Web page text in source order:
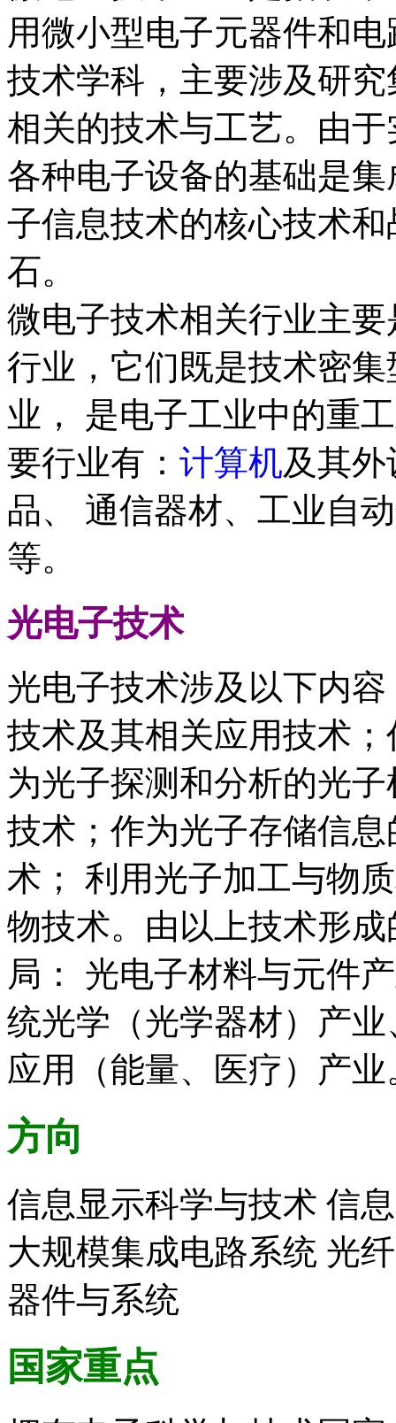
用微小型电子元器件和
技术学科，主要涉及研
相关的技术与工艺。由
各种电子设备的基础是
子信息技术的核心技术
石。
微电子技术相关行业主
行业，它们既是技术密
业， 是电子工业中的重
要行业有： 计算机及其
品、 通信器材、工业自
等。
光电子技术
光电子技术涉及以下内
技术及其相关应用技术
为光子探测和分析的光
技术；作为光子存储信
术； 利用光子加工与物
物技术。由以上技术形
局： 光电子材料与元件
统光学（光学器材）产
应用（能量、医疗）产业
方向
信息显示科学与技术 信
大规模集成电路系统 光
器件与系统
国家重点